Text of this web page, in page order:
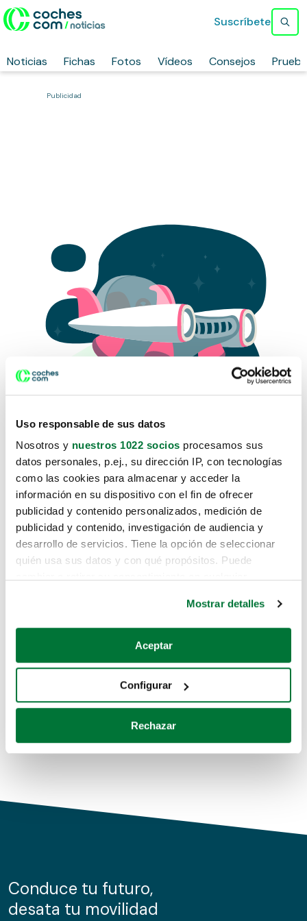
Uso responsable de sus datos
Nosotros y nuestros 1022 socios procesamos sus
datos personales, p.ej., su dirección IP, con tecnologías
como las cookies para almacenar y acceder la
información en su dispositivo con el fin de ofrecer
publicidad y contenido personalizados, medición de
publicidad y contenido, investigación de audiencia y
desarrollo de servicios. Tiene la opción de seleccionar
quién usa sus datos y con qué propósitos. Puede
Si lo permite, también quisiéramos:
Recopilar información sobre su ubicación geográfica
Identificar su dispositivo analizándolo activamente
para buscar características específicas (huellas
Obtenga más información sobre cómo se procesan sus
de cookies.
información sobre el uso que haga del sitio web con
nuestros partners de redes sociales, publicidad y análisis
Mostrar detalles
Aceptar
Configurar
Rechazar
Noticias Fichas Fotos Vídeos Consejos
Suscríbete
Publicidad
Lo sentimos, no sabemos como
te hemos traido hasta aquí.
Pero puedes encontrar el coche que estás
buscando en alguno de estos enlaces:
Coches de segunda mano
Coches de km0
Conduce tu futuro,
desata tu movilidad